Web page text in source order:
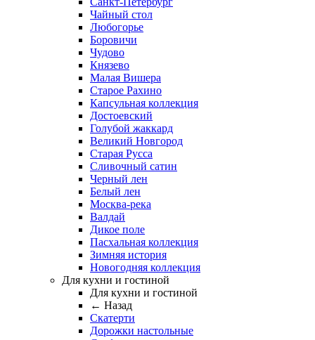
Чайный стол
Любогорье
Боровичи
Чудово
Князево
Малая Вишера
Старое Рахино
Капсульная коллекция
Достоевский
Голубой жаккард
Великий Новгород
Старая Русса
Сливочный сатин
Черный лен
Белый лен
Москва-река
Валдай
Дикое поле
Пасхальная коллекция
Зимняя история
Новогодняя коллекция
Для кухни и гостиной
Для кухни и гостиной
← Назад
Скатерти
Дорожки настольные